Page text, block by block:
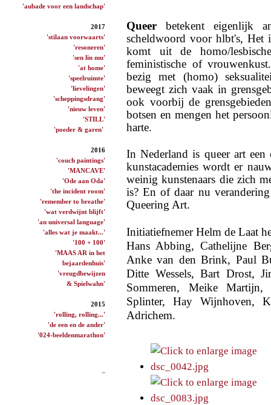
'aubade voor een landschap'
2017
'stilaan voorwaarts'
'resoneren'
'sen lin mu'
'at home'
'speelruimte'
'lievelingen'
'scheppingsdrang'
'nieuw leven'
'STILL'
'poeder & garen'
2016
'couch paintings'
'MANCAVE'
'Ode aan Oda'
'the incident room'
'remember to breathe'
'wat verdwijnt blijft'
'an universal language'
'alles wat je maakt...'
'100 + 100'
'MAAS AR in het
bejaardenhuis'
'vreugdbewijzen
& Spielwahn'
2015
'rolling, rolling...'
'de een en de ander'
'024-beeldenmarathon'
Queer betekent eigenlijk
scheldwoord voor hlbt's, Het
komt uit de homo/
feministische of
bezig met (homo)
beweegt zich vaak in
ook voorbij de
botsen en mengen het
harte.
In Nederland is queer art
kunstacademies wordt er
weinig kunstenaars die zich
is? En of daar nu
Queering Art.
Initiatiefnemer Helm de Laat
Hans Abbing, Cathelijne
Anke van den Brink, Paul
Ditte Wessels, Bart Drost,
Sommeren, Meike
Splinter, Hay Wijnhoven,
Adrichem.